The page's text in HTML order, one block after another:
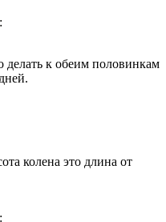
:
делать к обеим половинкам
колена это длина от
: